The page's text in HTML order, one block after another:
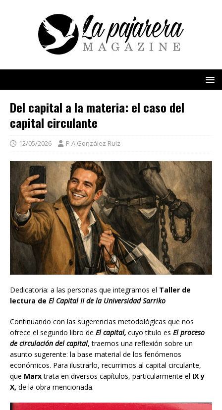
Del capital a la materia: el caso del
capital circulante
12/05/2026 P A González Ruiz
Dedicatoria: a las personas que integramos el Taller de
lectura de El Capital II de la Universidad Sarriko
Continuando con las sugerencias metodológicas que nos
ofrece el segundo libro de El capital, cuyo título es El proceso
de circulación del capital, traemos una reflexión sobre un
asunto sugerente: la base material de los fenómenos
económicos. Para ilustrarlo, recurrimos al capital circulante,
que Marxtrata en diversos capítulos, particularmente el IX y
X, de la obra mencionada.